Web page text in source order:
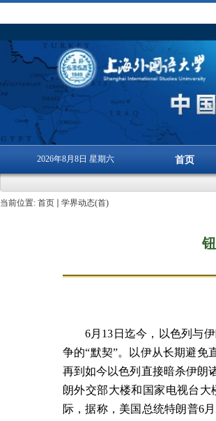
2026年8月8日 星期六 首页
当前位置: 首页 学界动态(首)
6月 13 日迄今，以色列与
争的“默契”。以伊从长期避免
再到如今以色列直接暗杀伊朗
朗外交部大楼和国家电视台
际，据称，美国总统特朗普6月